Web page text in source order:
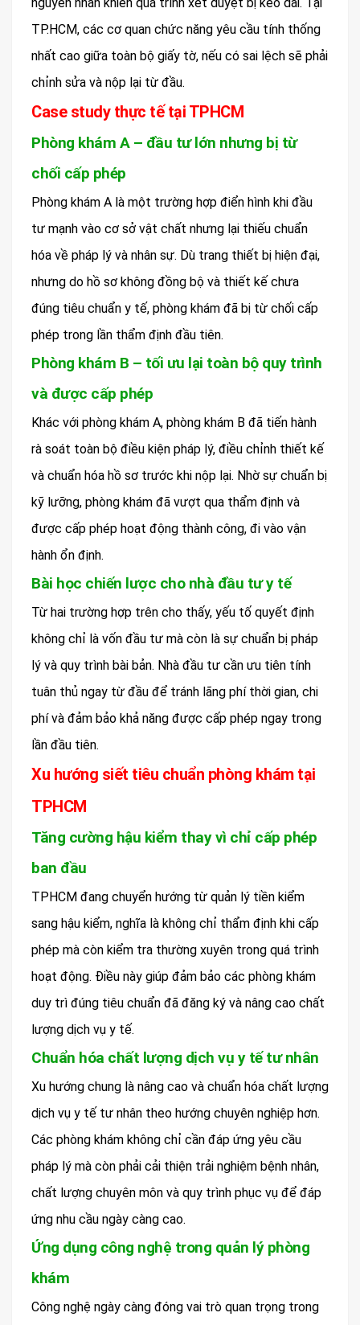
TP.HCM, các cơ quan chức năng yêu cầu tính thống
nhất cao giữa toàn bộ giấy tờ, nếu có sai lệch sẽ phải
chỉnh sửa và nộp lại từ đầu.
Case study thực tế tại TPHCM
Phòng khám A – đầu tư lớn nhưng bị từ
chối cấp phép
Phòng khám A là một trường hợp điển hình khi đầu
tư mạnh vào cơ sở vật chất nhưng lại thiếu chuẩn
hóa về pháp lý và nhân sự. Dù trang thiết bị hiện đại,
nhưng do hồ sơ không đồng bộ và thiết kế chưa
đúng tiêu chuẩn y tế, phòng khám đã bị từ chối cấp
phép trong lần thẩm định đầu tiên.
Phòng khám B – tối ưu lại toàn bộ quy trình
và được cấp phép
Khác với phòng khám A, phòng khám B đã tiến hành
rà soát toàn bộ điều kiện pháp lý, điều chỉnh thiết kế
và chuẩn hóa hồ sơ trước khi nộp lại. Nhờ sự chuẩn bị
kỹ lưỡng, phòng khám đã vượt qua thẩm định và
được cấp phép hoạt động thành công, đi vào vận
hành ổn định.
Bài học chiến lược cho nhà đầu tư y tế
Từ hai trường hợp trên cho thấy, yếu tố quyết định
không chỉ là vốn đầu tư mà còn là sự chuẩn bị pháp
lý và quy trình bài bản. Nhà đầu tư cần ưu tiên tính
tuân thủ ngay từ đầu để tránh lãng phí thời gian, chi
phí và đảm bảo khả năng được cấp phép ngay trong
lần đầu tiên.
Xu hướng siết tiêu chuẩn phòng khám tại
TPHCM
Tăng cường hậu kiểm thay vì chỉ cấp phép
ban đầu
TPHCM đang chuyển hướng từ quản lý tiền kiểm
sang hậu kiểm, nghĩa là không chỉ thẩm định khi cấp
phép mà còn kiểm tra thường xuyên trong quá trình
hoạt động. Điều này giúp đảm bảo các phòng khám
duy trì đúng tiêu chuẩn đã đăng ký và nâng cao chất
lượng dịch vụ y tế.
Chuẩn hóa chất lượng dịch vụ y tế tư nhân
Xu hướng chung là nâng cao và chuẩn hóa chất lượng
dịch vụ y tế tư nhân theo hướng chuyên nghiệp hơn.
Các phòng khám không chỉ cần đáp ứng yêu cầu
pháp lý mà còn phải cải thiện trải nghiệm bệnh nhân,
chất lượng chuyên môn và quy trình phục vụ để đáp
ứng nhu cầu ngày càng cao.
Ứng dụng công nghệ trong quản lý phòng
khám
Công nghệ ngày càng đóng vai trò quan trọng trong